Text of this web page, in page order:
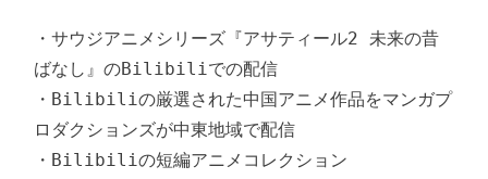
・サウジアニメシリーズ『アサティール2 未来の昔
ばなし』のBilibiliでの配信
・Bilibiliの厳選された中国アニメ作品をマンガプ
ロダクションズが中東地域で配信
・Bilibiliの短編アニメコレクション